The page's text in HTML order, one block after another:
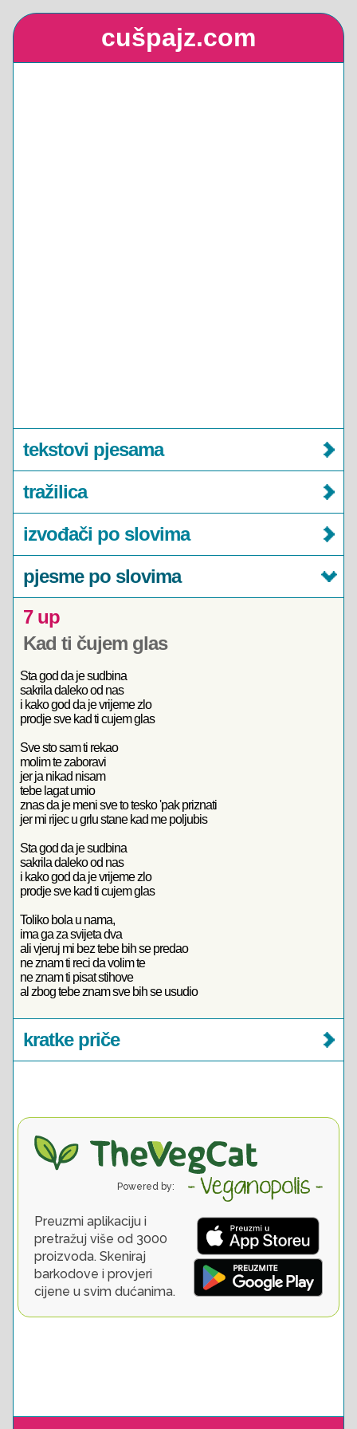
cušpajz.com
tekstovi pjesama
tražilica
izvođači po slovima
pjesme po slovima
7 up
Kad ti čujem glas
Sta god da je sudbina
sakrila daleko od nas
i kako god da je vrijeme zlo
prodje sve kad ti cujem glas
Sve sto sam ti rekao
molim te zaboravi
jer ja nikad nisam
tebe lagat umio
znas da je meni sve to tesko 'pak priznati
jer mi rijec u grlu stane kad me poljubis
Sta god da je sudbina
sakrila daleko od nas
i kako god da je vrijeme zlo
prodje sve kad ti cujem glas
Toliko bola u nama,
ima ga za svijeta dva
ali vjeruj mi bez tebe bih se predao
ne znam ti reci da volim te
ne znam ti pisat stihove
al zbog tebe znam sve bih se usudio
kratke priče